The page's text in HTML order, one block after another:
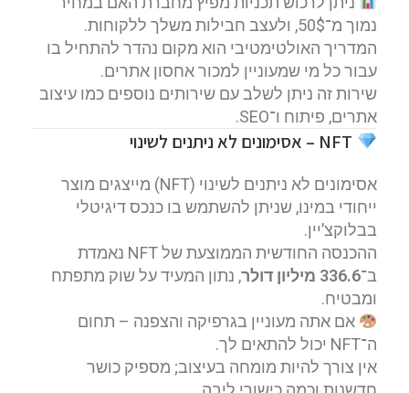
נמוך מ־50$, ולעצב חבילות משלך ללקוחות.
המדריך האולטימטיבי הוא מקום נהדר להתחיל בו
עבור כל מי שמעוניין למכור אחסון אתרים.
שירות זה ניתן לשלב עם שירותים נוספים כמו עיצוב
אתרים, פיתוח ו־SEO.
אסימונים לא ניתנים לשינוי (NFT) מייצגים מוצר
ייחודי במינו, שניתן להשתמש בו כנכס דיגיטלי
בבלוקצ’יין.
ההכנסה החודשית הממוצעת של NFT נאמדת
ב־336.6 מיליון דולר
, נתון המעיד על שוק מתפתח
ומבטיח.
אם אתה מעוניין בגרפיקה והצפנה – תחום
ה־NFT יכול להתאים לך.
אין צורך להיות מומחה בעיצוב; מספיק כושר